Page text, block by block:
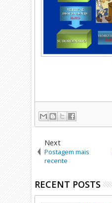
Next
Postagem mais
recente
RECENT POSTS